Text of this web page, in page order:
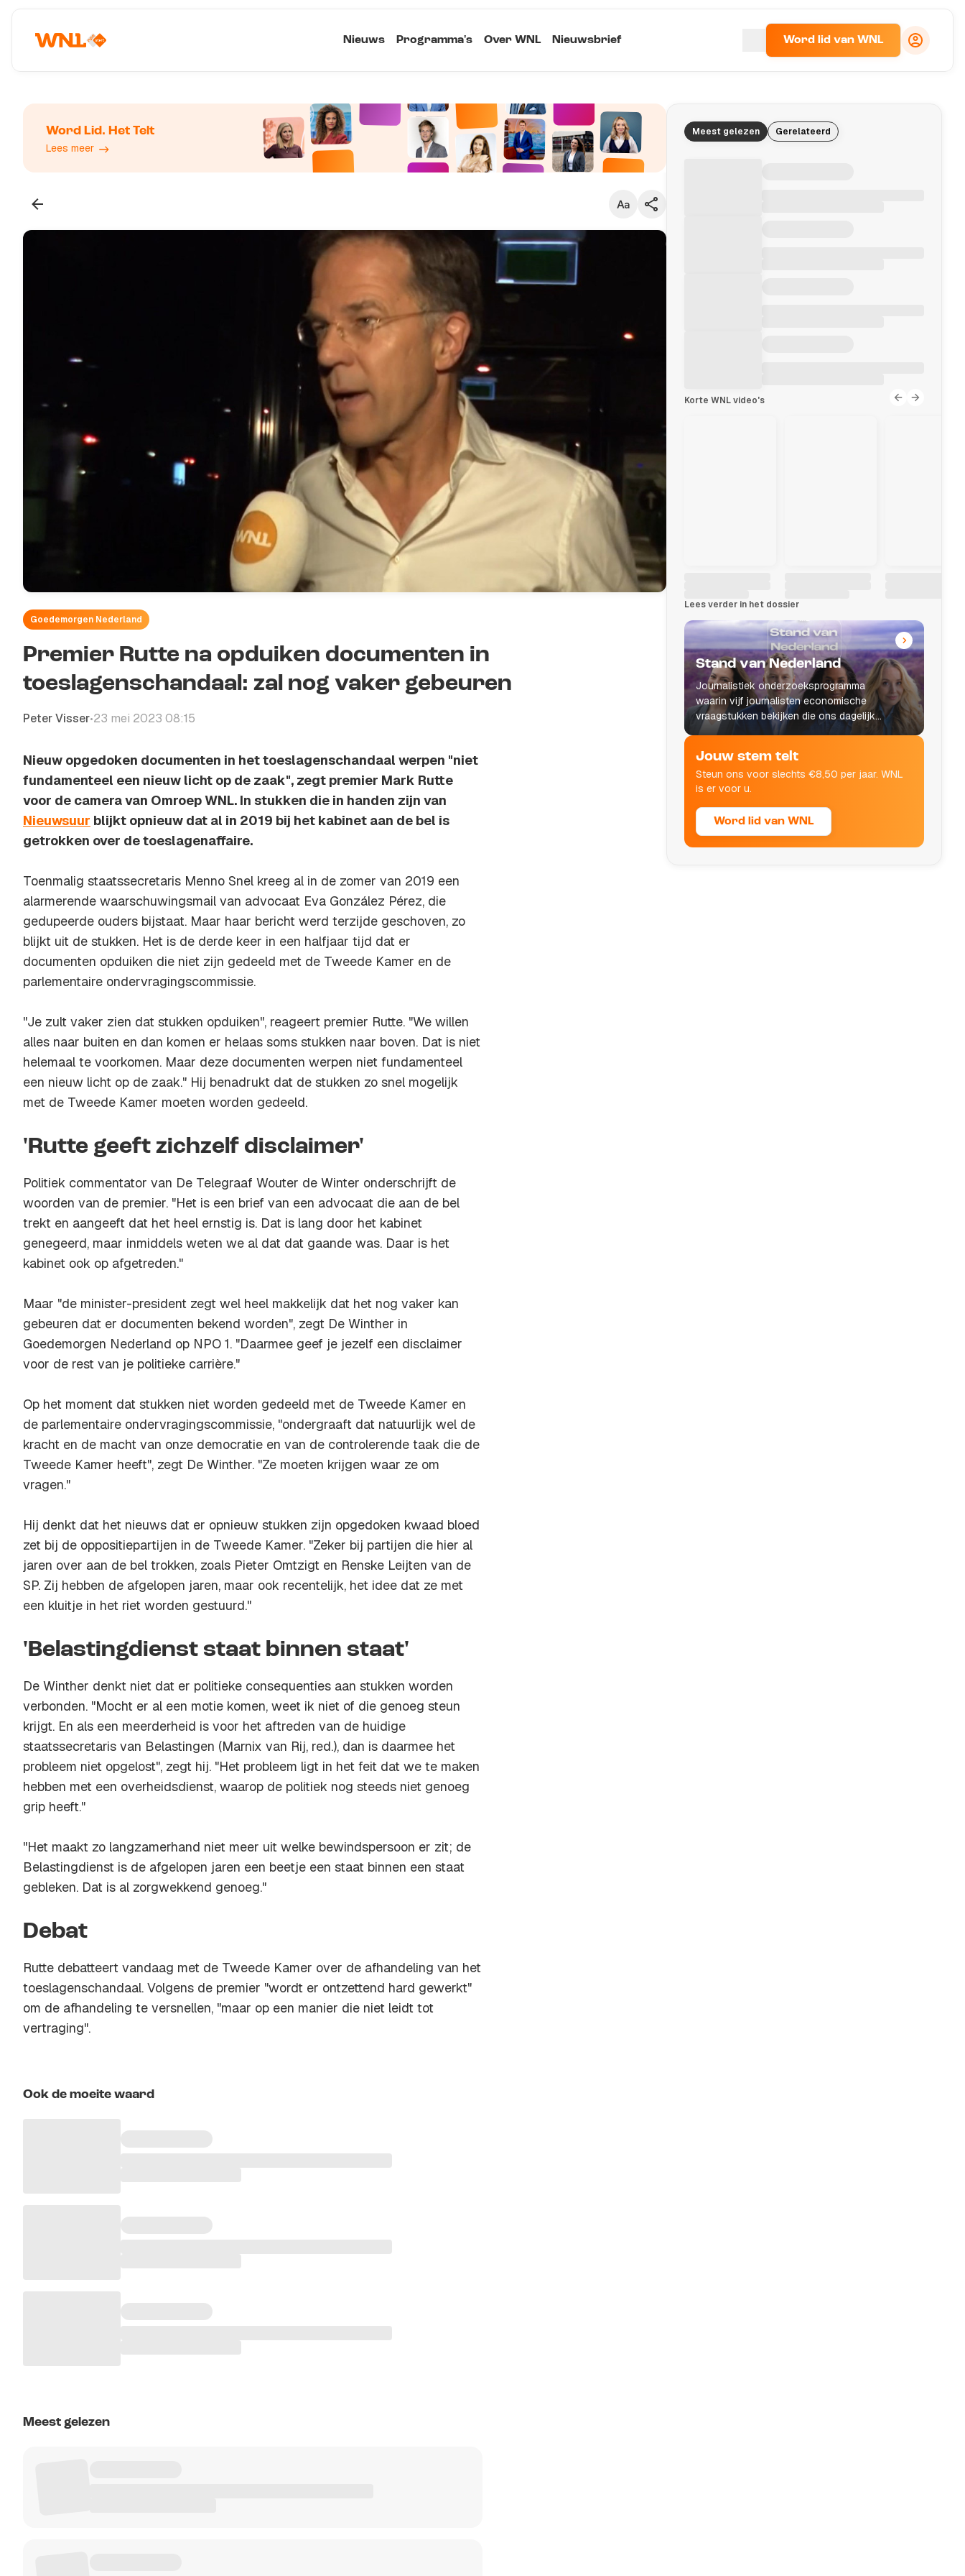
Nieuws Programma's Over WNL Nieuwsbrief Word lid van WNL
Word Lid. Het Telt
Lees meer
Goedemorgen Nederland
Premier Rutte na opduiken documenten in
toeslagenschandaal: zal nog vaker gebeuren
Peter Visser•23 mei 2023 08:15
Nieuw opgedoken documenten in het toeslagenschandaal werpen "niet
fundamenteel een nieuw licht op de zaak", zegt premier Mark Rutte
voor de camera van Omroep WNL. In stukken die in handen zijn van
Nieuwsuur blijkt opnieuw dat al in 2019 bij het kabinet aan de bel is
getrokken over de toeslagenaffaire.
Toenmalig staatssecretaris Menno Snel kreeg al in de zomer van 2019 een
alarmerende waarschuwingsmail van advocaat Eva González Pérez, die
gedupeerde ouders bijstaat. Maar haar bericht werd terzijde geschoven, zo
blijkt uit de stukken. Het is de derde keer in een halfjaar tijd dat er
documenten opduiken die niet zijn gedeeld met de Tweede Kamer en de
parlementaire ondervragingscommissie.
"Je zult vaker zien dat stukken opduiken", reageert premier Rutte. "We willen
alles naar buiten en dan komen er helaas soms stukken naar boven. Dat is niet
helemaal te voorkomen. Maar deze documenten werpen niet fundamenteel
een nieuw licht op de zaak." Hij benadrukt dat de stukken zo snel mogelijk
met de Tweede Kamer moeten worden gedeeld.
'Rutte geeft zichzelf disclaimer'
Politiek commentator van De Telegraaf Wouter de Winter onderschrijft de
woorden van de premier. "Het is een brief van een advocaat die aan de bel
trekt en aangeeft dat het heel ernstig is. Dat is lang door het kabinet
genegeerd, maar inmiddels weten we al dat dat gaande was. Daar is het
kabinet ook op afgetreden."
Maar "de minister-president zegt wel heel makkelijk dat het nog vaker kan
gebeuren dat er documenten bekend worden", zegt De Winther in
Goedemorgen Nederland op NPO 1. "Daarmee geef je jezelf een disclaimer
voor de rest van je politieke carrière."
Op het moment dat stukken niet worden gedeeld met de Tweede Kamer en
de parlementaire ondervragingscommissie, "ondergraaft dat natuurlijk wel de
kracht en de macht van onze democratie en van de controlerende taak die de
Tweede Kamer heeft", zegt De Winther. "Ze moeten krijgen waar ze om
vragen."
Hij denkt dat het nieuws dat er opnieuw stukken zijn opgedoken kwaad bloed
zet bij de oppositiepartijen in de Tweede Kamer. "Zeker bij partijen die hier al
jaren over aan de bel trokken, zoals Pieter Omtzigt en Renske Leijten van de
SP. Zij hebben de afgelopen jaren, maar ook recentelijk, het idee dat ze met
een kluitje in het riet worden gestuurd."
'Belastingdienst staat binnen staat'
De Winther denkt niet dat er politieke consequenties aan stukken worden
verbonden. "Mocht er al een motie komen, weet ik niet of die genoeg steun
krijgt. En als een meerderheid is voor het aftreden van de huidige
staatssecretaris van Belastingen (Marnix van Rij, red.), dan is daarmee het
probleem niet opgelost", zegt hij. "Het probleem ligt in het feit dat we te maken
hebben met een overheidsdienst, waarop de politiek nog steeds niet genoeg
grip heeft."
"Het maakt zo langzamerhand niet meer uit welke bewindspersoon er zit; de
Belastingdienst is de afgelopen jaren een beetje een staat binnen een staat
gebleken. Dat is al zorgwekkend genoeg."
Debat
Rutte debatteert vandaag met de Tweede Kamer over de afhandeling van het
toeslagenschandaal. Volgens de premier "wordt er ontzettend hard gewerkt"
om de afhandeling te versnellen, "maar op een manier die niet leidt tot
vertraging".
Ook de moeite waard
Meest gelezen
Meest gelezen Gerelateerd
Korte WNL video's
Lees verder in het dossier
Stand van Nederland
Journalistiek onderzoeksprogramma
waarin vijf journalisten economische
vraagstukken bekijken die ons dagelijks
leven raken.
Jouw stem telt
Steun ons voor slechts €8,50 per jaar. WNL
is er voor u.
Word lid van WNL